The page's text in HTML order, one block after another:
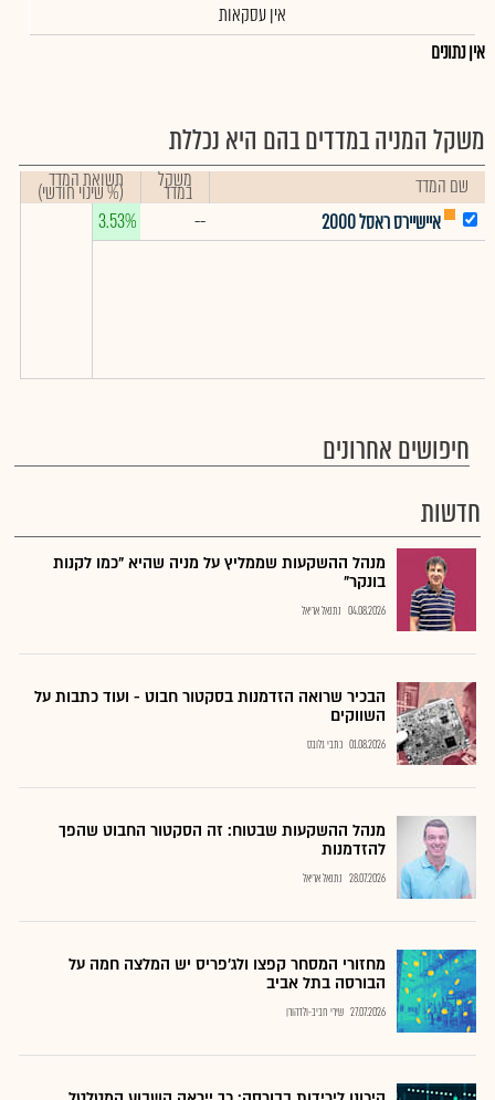
אין עסקאות
אין נתונים
משקל המניה במדדים בהם היא נכללת
שם המדד משקל
במדד תשואת המדד
(% שינוי חודשי)
איישיירס ראסל 2000
--
3.53%
חיפושים אחרונים
חדשות
מנהל ההשקעות שממליץ על מניה שהיא "כמו לקנות
בונקר"
04.08.2026 נתנאל אריאל
הבכיר שרואה הזדמנות בסקטור חבוט - ועוד כתבות על
השווקים
01.08.2026 כתבי גלובס
מנהל ההשקעות שבטוח: זה הסקטור החבוט שהפך
להזדמנות
28.07.2026 נתנאל אריאל
מחזורי המסחר קפצו ולג'פריס יש המלצה חמה על
הבורסה בתל אביב
27.07.2026 שירי חביב-ולדהורן